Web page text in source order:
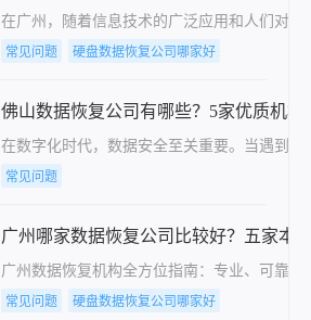
在广州，随着信息技术的广泛应用和人们对
常见问题 硬盘数据恢复公司哪家好
佛山数据恢复公司有哪些？5家优质机构
在数字化时代，数据安全至关重要。当遇到
常见问题
广州哪家数据恢复公司比较好？五家本
广州数据恢复机构全方位指南：专业、可靠
常见问题 硬盘数据恢复公司哪家好